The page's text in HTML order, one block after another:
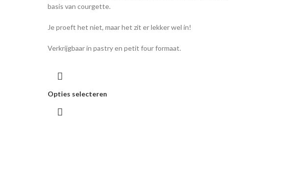
basis van courgette.
Je proeft het niet, maar het zit er lekker wel in!
Verkrijgbaar in pastry en petit four formaat.
Opties selecteren